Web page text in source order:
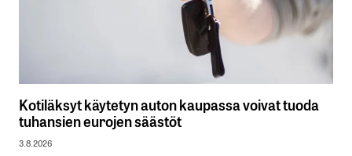
Kotiläksyt käytetyn auton kaupassa voivat tuoda
tuhansien eurojen säästöt
3.8.2026